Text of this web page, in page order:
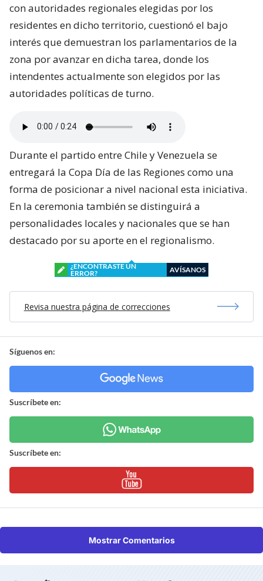
con autoridades regionales elegidas por los
residentes en dicho territorio, cuestionó el bajo
interés que demuestran los parlamentarios de la
zona por avanzar en dicha tarea, donde los
intendentes actualmente son elegidos por las
autoridades políticas de turno.
Durante el partido entre Chile y Venezuela se
entregará la Copa Día de las Regiones como una
forma de posicionar a nivel nacional esta iniciativa.
En la ceremonia también se distinguirá a
personalidades locales y nacionales que se han
destacado por su aporte en el regionalismo.
¿ENCONTRASTE UN
ERROR?
AVÍSANOS
Revisa nuestra página de correcciones
Síguenos en:
Suscríbete en:
Suscríbete en:
Mostrar Comentarios